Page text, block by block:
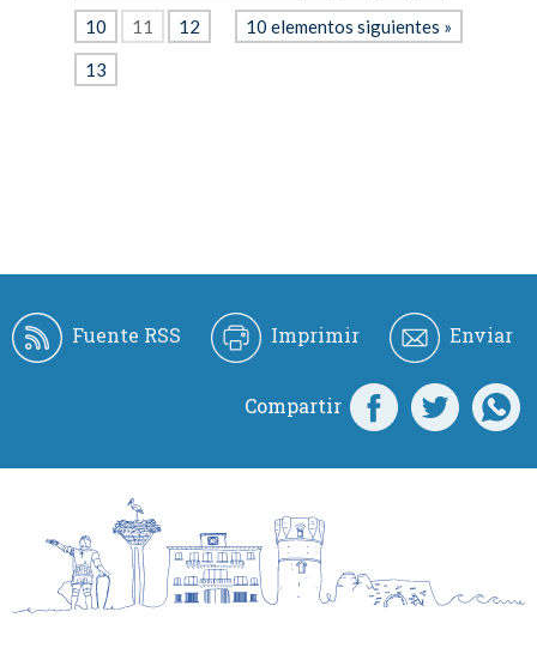
10 elementos siguientes »
10
11
12
13
Fuente RSS Imprimir Enviar
Compartir